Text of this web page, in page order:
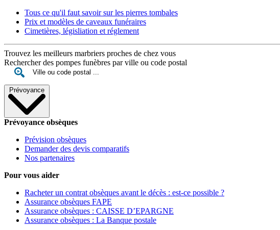
Tous ce qu'il faut savoir sur les pierres tombales
Prix et modèles de caveaux funéraires
Cimetières, législiation et réglement
Trouvez les meilleurs marbriers proches de chez vous
Rechercher des pompes funèbres par ville ou code postal
Prévoyance
Prévoyance obsèques
Prévision obsèques
Demander des devis comparatifs
Nos partenaires
Pour vous aider
Racheter un contrat obsèques avant le décès : est-ce possible ?
Assurance obsèques FAPE
Assurance obsèques : CAISSE D’EPARGNE
Assurance obsèques : La Banque postale